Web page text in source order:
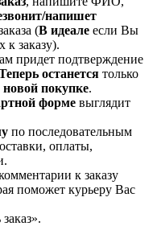
напишет
(В идеале если Вы
заказу).
придет подтверждение
останется только
новой покупке.
форме выглядит
по последовательным
оплаты,
к заказу
поможет курьеру Вас